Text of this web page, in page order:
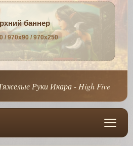
баннер
/ 970x90 / 970x250
Руки Икара - High Five